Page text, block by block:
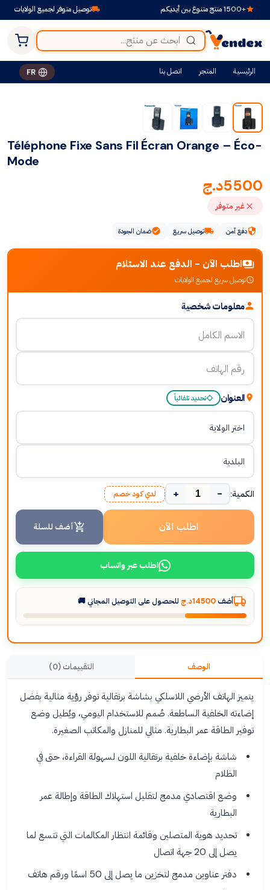
توصيل متوفر لجميع الولايات
الرئيسية المتجر اتصل بنا FR
Téléphone Fixe Sans Fil Écran Orange – Éco-
Mode
5500د.ج
غير متوفر
دفع آمن توصيل سريع ضمان الجودة
اطلب الآن - الدفع عند الاستلام
توصيل سريع لجميع الولايات
معلومات شخصية
العنوان تحديد تلقائياً
الكمية: −
+ لدي كود خصم
اطلب الآن أضف للسلة
اطلب عبر واتساب
أضف 14500د.ج للحصول على التوصيل المجاني 🚚
الوصف التقييمات (0)
يتميز الهاتف الأرضي اللاسلكي بشاشة برتقالية توفر رؤية مثالية بفضل
إضاءته الخلفية الساطعة. صُمم للاستخدام اليومي، ويُطيل وضع
توفير الطاقة عمر البطارية. مثالي للمنازل والمكاتب الصغيرة.
شاشة بإضاءة خلفية برتقالية اللون لسهولة القراءة، حتى في
الظلام
وضع اقتصادي مدمج لتقليل استهلاك الطاقة وإطالة عمر
البطارية
تحديد هوية المتصلين وقائمة انتظار المكالمات التي تتسع لما
يصل إلى 20 جهة اتصال
دفتر عناوين مدمج لتخزين ما يصل إلى 50 اسمًا ورقم هاتف